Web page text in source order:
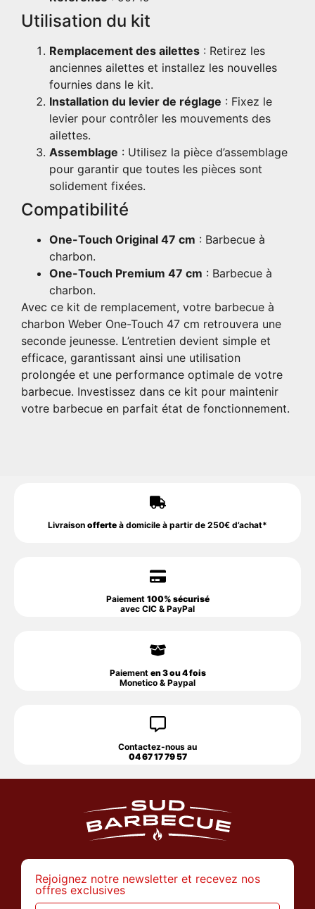
Utilisation du kit
Remplacement des ailettes : Retirez les
anciennes ailettes et installez les nouvelles
fournies dans le kit.
Installation du levier de réglage : Fixez le
levier pour contrôler les mouvements des
ailettes.
Assemblage : Utilisez la pièce d’assemblage
pour garantir que toutes les pièces sont
solidement fixées.
Compatibilité
One-Touch Original 47 cm : Barbecue à
charbon.
One-Touch Premium 47 cm : Barbecue à
charbon.
Avec ce kit de remplacement, votre barbecue à
charbon Weber One-Touch 47 cm retrouvera une
seconde jeunesse. L’entretien devient simple et
efficace, garantissant ainsi une utilisation
prolongée et une performance optimale de votre
barbecue. Investissez dans ce kit pour maintenir
votre barbecue en parfait état de fonctionnement.
Livraison offerte à domicile à partir de 250€ d’achat*
Paiement 100% sécurisé
avec CIC & PayPal
Paiement en 3 ou 4 fois
Monetico & Paypal
Contactez-nous au
04 67 17 79 57
Rejoignez notre newsletter et recevez nos
offres exclusives